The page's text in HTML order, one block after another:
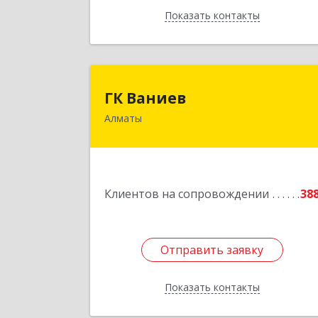
Показать контакты
Назад
ГК Ваниев
Алматы
Клиентов на сопровождении
Отправить заявку
Показать контакты
Республика Казахстан, Бостандыкский
Отправить заявку
Назад